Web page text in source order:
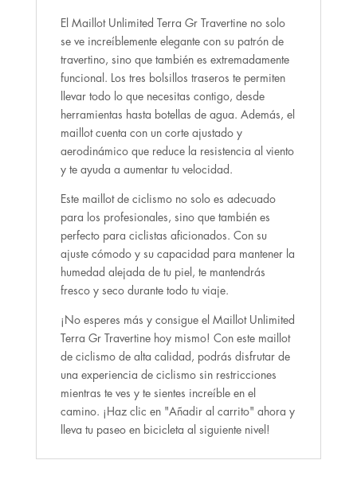
El Maillot Unlimited Terra Gr Travertine no solo
se ve increíblemente elegante con su patrón de
travertino, sino que también es extremadamente
funcional. Los tres bolsillos traseros te permiten
llevar todo lo que necesitas contigo, desde
herramientas hasta botellas de agua. Además, el
maillot cuenta con un corte ajustado y
aerodinámico que reduce la resistencia al viento
y te ayuda a aumentar tu velocidad.
Este maillot de ciclismo no solo es adecuado
para los profesionales, sino que también es
perfecto para ciclistas aficionados. Con su
ajuste cómodo y su capacidad para mantener la
humedad alejada de tu piel, te mantendrás
fresco y seco durante todo tu viaje.
¡No esperes más y consigue el Maillot Unlimited
Terra Gr Travertine hoy mismo! Con este maillot
de ciclismo de alta calidad, podrás disfrutar de
una experiencia de ciclismo sin restricciones
mientras te ves y te sientes increíble en el
camino. ¡Haz clic en "Añadir al carrito" ahora y
lleva tu paseo en bicicleta al siguiente nivel!